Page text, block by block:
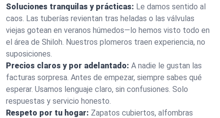
Soluciones tranquilas y prácticas: Le damos sentido al
caos. Las tuberías revientan tras heladas o las válvulas
viejas gotean en veranos húmedos—lo hemos visto todo en
el área de Shiloh. Nuestros plomeros traen experiencia, no
suposiciones.
Precios claros y por adelantado: A nadie le gustan las
facturas sorpresa. Antes de empezar, siempre sabes qué
esperar. Usamos lenguaje claro, sin confusiones. Solo
respuestas y servicio honesto.
Respeto por tu hogar: Zapatos cubiertos, alfombras